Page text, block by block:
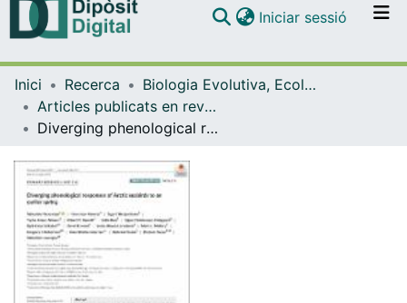
Navega per tot el DD
Com publicar
Iniciar sessió (current)
Inici Recerca
Biologia Evolutiva, Ecologia i Ciències Ambientals
Articles publicats en revistes (Biologia Evolutiva, Ecologia i Ciències Ambientals)
Diverging phenological responses of Arctic seabirds to an earlier spring